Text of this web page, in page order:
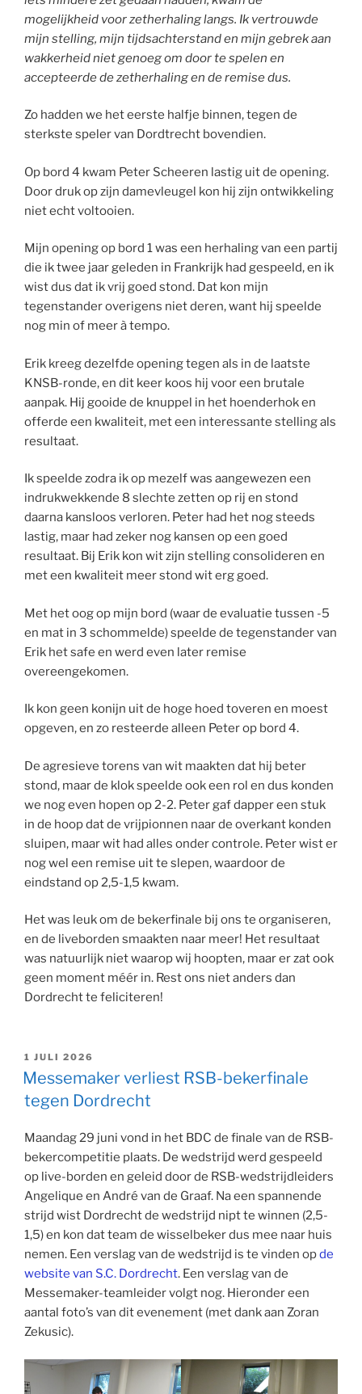
mogelijkheid voor zetherhaling langs. Ik vertrouwde
mijn stelling, mijn tijdsachterstand en mijn gebrek aan
wakkerheid niet genoeg om door te spelen en
accepteerde de zetherhaling en de remise dus.
Zo hadden we het eerste halfje binnen, tegen de
sterkste speler van Dordtrecht bovendien.
Op bord 4 kwam Peter Scheeren lastig uit de opening.
Door druk op zijn damevleugel kon hij zijn ontwikkeling
niet echt voltooien.
Mijn opening op bord 1 was een herhaling van een partij
die ik twee jaar geleden in Frankrijk had gespeeld, en ik
wist dus dat ik vrij goed stond. Dat kon mijn
tegenstander overigens niet deren, want hij speelde
nog min of meer à tempo.
Erik kreeg dezelfde opening tegen als in de laatste
KNSB-ronde, en dit keer koos hij voor een brutale
aanpak. Hij gooide de knuppel in het hoenderhok en
offerde een kwaliteit, met een interessante stelling als
resultaat.
Ik speelde zodra ik op mezelf was aangewezen een
indrukwekkende 8 slechte zetten op rij en stond
daarna kansloos verloren. Peter had het nog steeds
lastig, maar had zeker nog kansen op een goed
resultaat. Bij Erik kon wit zijn stelling consolideren en
met een kwaliteit meer stond wit erg goed.
Met het oog op mijn bord (waar de evaluatie tussen -5
en mat in 3 schommelde) speelde de tegenstander van
Erik het safe en werd even later remise
overeengekomen.
Ik kon geen konijn uit de hoge hoed toveren en moest
opgeven, en zo resteerde alleen Peter op bord 4.
De agresieve torens van wit maakten dat hij beter
stond, maar de klok speelde ook een rol en dus konden
we nog even hopen op 2-2. Peter gaf dapper een stuk
in de hoop dat de vrijpionnen naar de overkant konden
sluipen, maar wit had alles onder controle. Peter wist er
nog wel een remise uit te slepen, waardoor de
eindstand op 2,5-1,5 kwam.
Het was leuk om de bekerfinale bij ons te organiseren,
en de liveborden smaakten naar meer! Het resultaat
was natuurlijk niet waarop wij hoopten, maar er zat ook
geen moment méér in. Rest ons niet anders dan
Dordrecht te feliciteren!
GEPLAATST
OP
1 JULI 2026
Messemaker verliest RSB-bekerfinale
tegen Dordrecht
Maandag 29 juni vond in het BDC de finale van de RSB-
bekercompetitie plaats. De wedstrijd werd gespeeld
op live-borden en geleid door de RSB-wedstrijdleiders
Angelique en André van de Graaf. Na een spannende
strijd wist Dordrecht de wedstrijd nipt te winnen (2,5-
1,5) en kon dat team de wisselbeker dus mee naar huis
nemen. Een verslag van de wedstrijd is te vinden opde
website van S.C. Dordrecht. Een verslag van de
Messemaker-teamleider volgt nog. Hieronder een
aantal foto’s van dit evenement (met dank aan Zoran
Zekusic).